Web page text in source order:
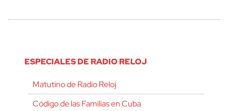
ESPECIALES DE RADIO RELOJ
Matutino de Radio Reloj
Código de las Familias en Cuba